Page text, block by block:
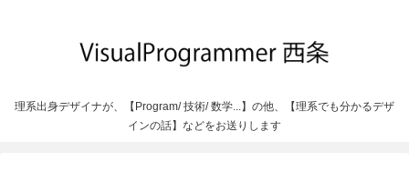
理系出身デザイナが、【Program/ 技術/ 数学...】の他、【理系でも分かるデザ
インの話】などをお送りします